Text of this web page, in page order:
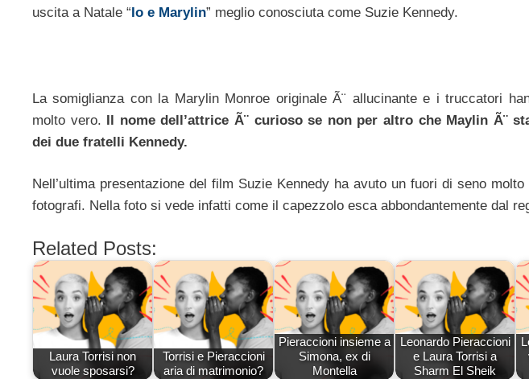
uscita a Natale “ Io e Marylin” meglio conosciuta come Suzie Kennedy.
La somiglianza con la Marylin Monroe originale Ã¨ allucinante e i truccatori
molto vero. Il nome dell’attrice Ã¨ curioso se non per altro che Maylin Ã¨
dei due fratelli Kennedy.
Nell’ultima presentazione del film Suzie Kennedy ha avuto un fuori di seno
fotografi. Nella foto si vede infatti come il capezzolo esca abbondantemente dal
Related Posts:
Laura Torrisi non
vuole sposarsi?
Torrisi e Pieraccioni
aria di matrimonio?
Pieraccioni insieme a
Simona, ex di
Montella
Leonardo Pieraccioni
e Laura Torrisi a
Sharm El Sheik